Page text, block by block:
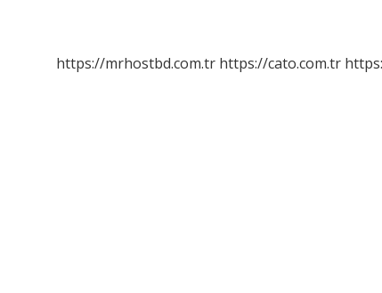
https://mrhostbd.com.tr https://cato.com.tr